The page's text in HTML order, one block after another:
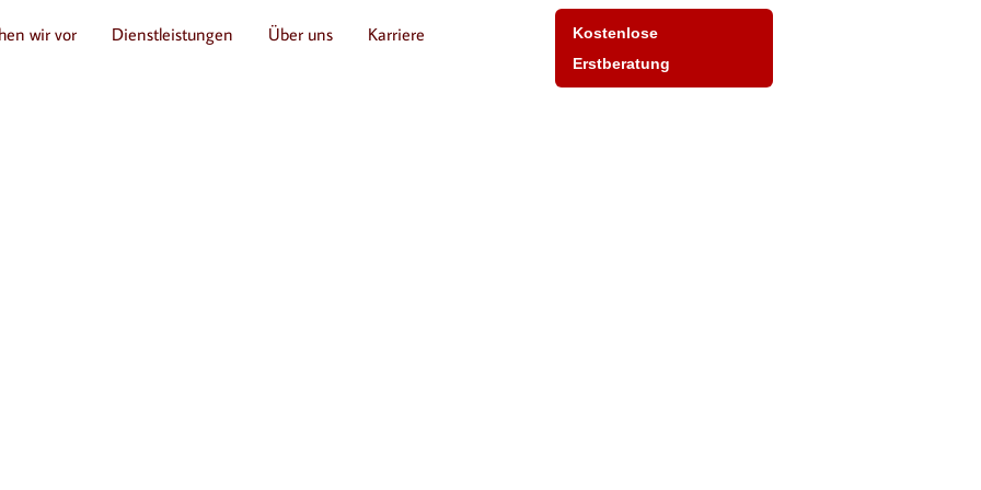
wir vor Dienstleistungen Über uns
Karriere
Kostenlose
Erstberatung